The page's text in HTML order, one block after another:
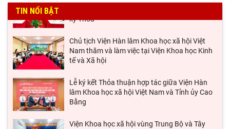
TIN NỔI BẬT
Chủ tịch Viện Hàn lâm Khoa học xã hội Việt
tế và Xã hội
Lễ ký kết Thỏa thuận hợp tác giữa Viện Hàn
Bằng
Viện Khoa học xã hội vùng Trung Bộ và Tây
nghệ tỉnh Khánh